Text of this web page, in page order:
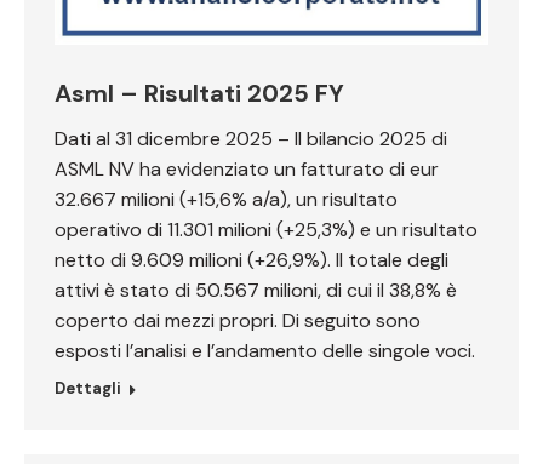
Asml – Risultati 2025 FY
Dati al 31 dicembre 2025 – Il bilancio 2025 di
ASML NV ha evidenziato un fatturato di eur
32.667 milioni (+15,6% a/a), un risultato
operativo di 11.301 milioni (+25,3%) e un risultato
netto di 9.609 milioni (+26,9%). Il totale degli
attivi è stato di 50.567 milioni, di cui il 38,8% è
coperto dai mezzi propri. Di seguito sono
esposti l’analisi e l’andamento delle singole voci.
Dettagli